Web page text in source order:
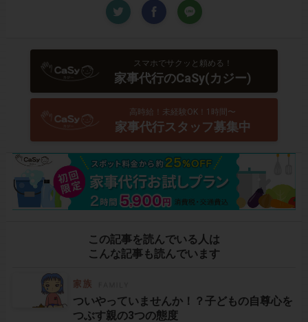
スマホでサクッと頼める！
家事代行のCaSy(カジー)
高時給！未経験OK！1時間〜
家事代行スタッフ募集中
この記事を読んでいる人は
こんな記事も読んでいます
ついやっていませんか！？子どもの自尊心を
つぶす親の3つの態度